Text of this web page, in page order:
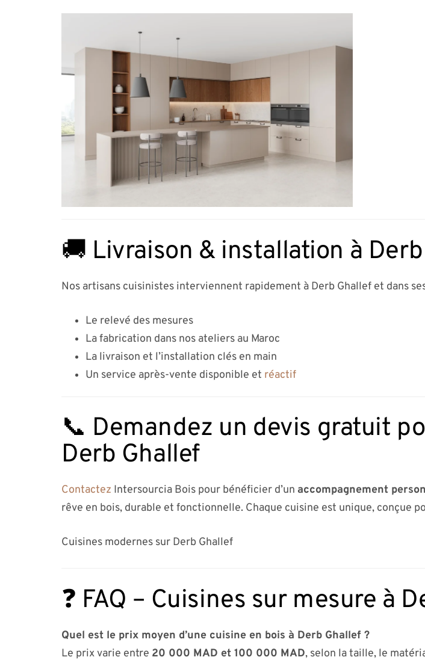
🚚 Livraison & installation à
Nos artisans cuisinistes interviennent rapidement à Derb Ghallef et dans
Le relevé des mesures
La fabrication dans nos ateliers au Maroc
La livraison et l’installation clés en main
Un service après-vente disponible et réactif
📞 Demandez un devis gratuit
Derb Ghallef
Contactez Intersourcia Bois pour bénéficier d’un accompagnement
rêve en bois, durable et fonctionnelle. Chaque cuisine est unique, conçue
Cuisines modernes sur Derb Ghallef
❓ FAQ – Cuisines sur mesure à
Quel est le prix moyen d’une cuisine en bois à Derb Ghallef ?
Le prix varie entre 20 000 MAD et 100 000 MAD, selon la taille, le